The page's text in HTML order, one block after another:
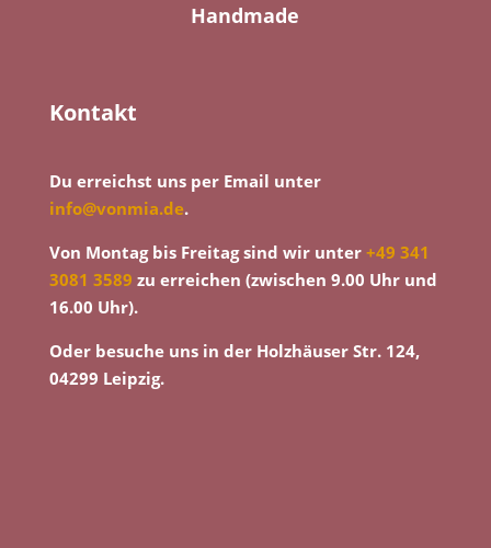
Handmade
Kontakt
Du erreichst uns per Email unter
info@vonmia.de.
Von Montag bis Freitag sind wir unter +49 341
3081 3589 zu erreichen (zwischen 9.00 Uhr und
16.00 Uhr).
Oder besuche uns in der Holzhäuser Str. 124,
04299 Leipzig.